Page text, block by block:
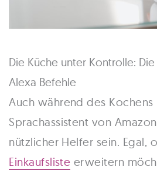
Die Küche unter Kontrolle:
Alexa Befehle
Auch während des Kochens
Sprachassistent von
nützlicher Helfer sein. Egal,
Einkaufsliste erweitern